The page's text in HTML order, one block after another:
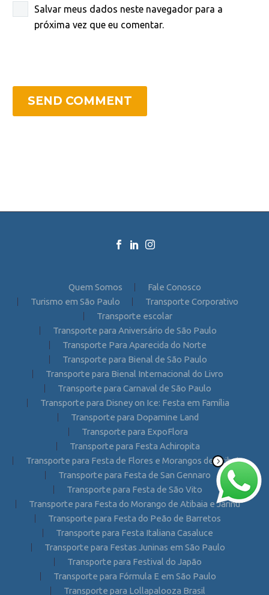
Salvar meus dados neste navegador para a
próxima vez que eu comentar.
SEND COMMENT
Quem Somos
Fale Conosco
Turismo em São Paulo
Transporte Corporativo
Transporte escolar
Transporte para Aniversário de São Paulo
Transporte Para Aparecida do Norte
Transporte para Bienal de São Paulo
Transporte para Bienal Internacional do Livro
Transporte para Carnaval de São Paulo
Transporte para Disney on Ice: Festa em Família
Transporte para Dopamine Land
Transporte para ExpoFlora
Transporte para Festa Achiropita
Transporte para Festa de Flores e Morangos de Atibaia
Transporte para Festa de San Gennaro
Transporte para Festa de São Vito
Transporte para Festa do Morango de Atibaia e Jarinu
Transporte para Festa do Peão de Barretos
Transporte para Festa Italiana Casaluce
Transporte para Festas Juninas em São Paulo
Transporte para Festival do Japão
Transporte para Fórmula E em São Paulo
Transporte para Lollapalooza Brasil